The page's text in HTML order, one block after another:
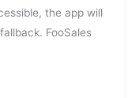
the app will
FooSales